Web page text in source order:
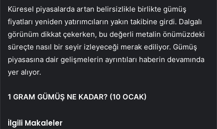
Küresel piyasalarda artan belirsizlikle birlikte gümüş
fiyatları yeniden yatırımcıların yakın takibine girdi. Dalgalı
görünüm dikkat çekerken, bu değerli metalin önümüzdeki
süreçte nasıl bir seyir izleyeceği merak ediliyor. Gümüş
piyasasına dair gelişmelerin ayrıntıları haberin devamında
yer alıyor.
1 GRAM GÜMÜŞ NE KADAR? (10 OCAK)
İlgili Makaleler